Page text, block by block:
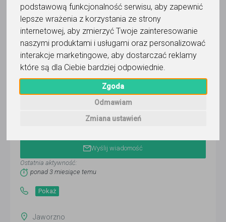
podstawową funkcjonalność serwisu, aby zapewnić
lepsze wrażenia z korzystania ze strony
internetowej, aby zmierzyć Twoje zainteresowanie
naszymi produktami i usługami oraz personalizować
interakcje marketingowe, aby dostarczać reklamy
które są dla Ciebie bardziej odpowiednie.
Zgoda
Odmawiam
Zmiana ustawień
Do ulubionych
Oznacz wystąpienie kontaktu
Wyślij wiadomość
Ostatnia aktywność:
ponad 3 miesiące temu
Pokaż
Jaworzno